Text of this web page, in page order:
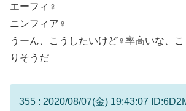
エーフィ♀
ニンフィア♀
うーん、こうしたいけど♀率高いな、
りそうだ
355 : 2020/08/07(金) 19:43:07